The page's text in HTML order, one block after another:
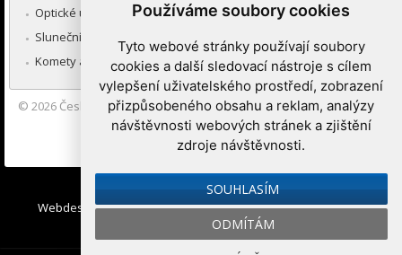
Používáme soubory cookies
Tyto webové stránky používají soubory
cookies a další sledovací nástroje s cílem
vylepšení uživatelského prostředí, zobrazení
přizpůsobeného obsahu a reklam, analýzy
návštěvnosti webových stránek a zjištění
zdroje návštěvnosti.
SOUHLASÍM
ODMÍTÁM
Optické úkazy v atmosféře
Sluneční soustava
Komety a meteory
© 2026 Česká astronomická společnost|Hvězdárna a planetárium
Brno spolupracuje se serverem Astro.cz
Webdesign:Medio interactive, Redakční systémIbis CMS:
WebConsult.cz